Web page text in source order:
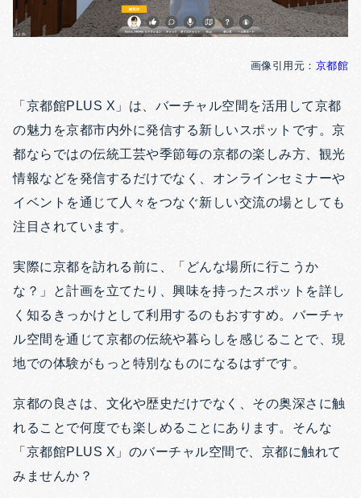
画像引用元： 京都館
「京都館PLUS X」は、バーチャル空間を活用して京都
の魅力を京都市内外に発信する新しいスポットです。京
都ならではの伝統工芸や季節毎の京都の楽しみ方、観光
情報などを発信するだけでなく、オンラインセミナーや
イベントを通じて人々をつなぐ新しい交流の場としても
注目されています。
実際に京都を訪れる前に、「どんな場所に行こうか
な？」と計画を立てたり、興味を持ったスポットを詳し
く知るきっかけとして利用するのもおすすめ。バーチャ
ル空間を通じて京都の伝統や暮らしを感じることで、現
地での体験がもっと特別なものになるはずです。
京都の良さは、文化や歴史だけでなく、その奥深さに触
れることで何度でも楽しめることにあります。そんな
「京都館PLUS X」のバーチャル空間で、京都に触れて
みませんか？